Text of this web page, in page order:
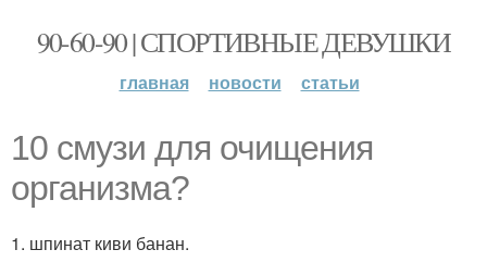
90-60-90 | СПОРТИВНЫЕ ДЕВУШКИ
главная новости статьи
10 смузи для очищения
организма?
1. шпинат киви банан.